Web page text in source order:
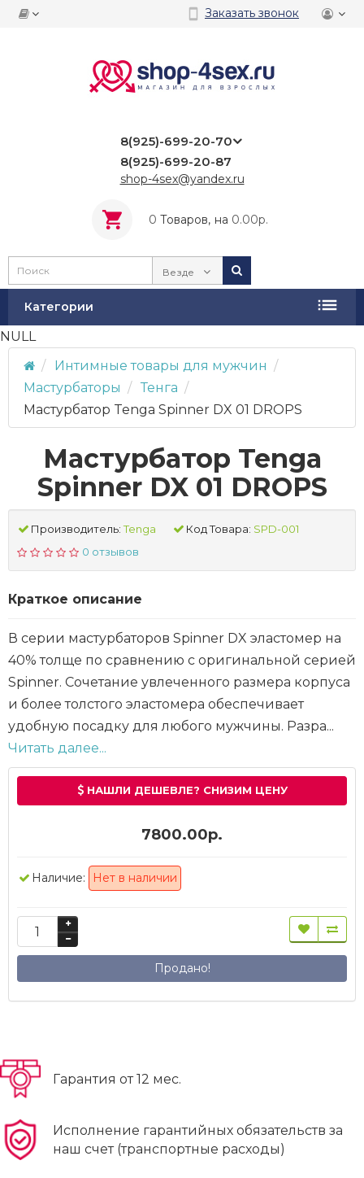
Заказать звонок
8(925)-699-20-70
8(925)-699-20-87
shop-4sex@yandex.ru
0 Tоваров, на 0.00р.
Везде
Категории
NULL
Интимные товары для мужчин
Мастурбаторы
Тенга
Мастурбатор Tenga Spinner DX 01 DROPS
Мастурбатор Tenga
Spinner DX 01 DROPS
Производитель: Tenga Код Товара: SPD-001
0 отзывов
Краткое описание
В серии мастурбаторов Spinner DX эластомер на
40% толще по сравнению с оригинальной серией
Spinner. Сочетание увлеченного размера корпуса
и более толстого эластомера обеспечивает
удобную посадку для любого мужчины. Разра...
Читать далее...
НАШЛИ ДЕШЕВЛЕ? СНИЗИМ ЦЕНУ
7800.00р.
Наличие: Нет в наличии
Продано!
Гарантия от 12 мес.
Исполнение гарантийных обязательств за
наш счет (транспортные расходы)